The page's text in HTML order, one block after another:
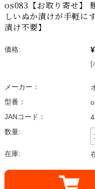
os083【お取り寄せ】
しいぬか漬けが手軽に
漬け不要】
価格:
[
メーカー：
型番：
JANコード：
数量:
在庫: